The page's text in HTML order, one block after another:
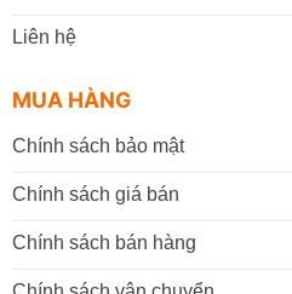
Liên hệ
MUA HÀNG
Chính sách bảo mật
Chính sách giá bán
Chính sách bán hàng